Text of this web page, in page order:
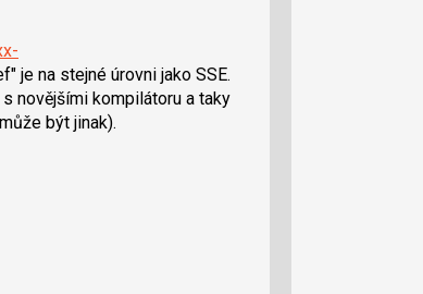
je na stejné úrovni jako SSE.
novějšími kompilátoru a taky
být jinak).